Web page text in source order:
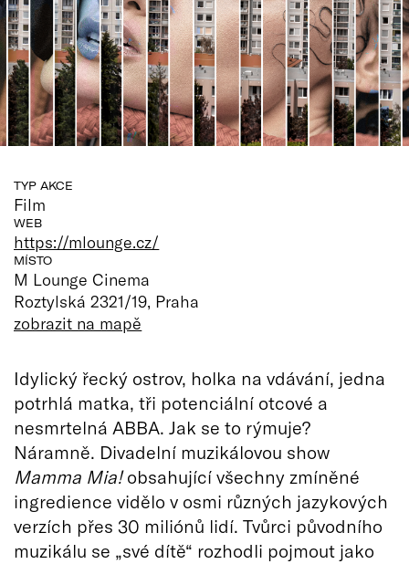
TYP AKCE
Film
WEB
https://mlounge.cz/
MÍSTO
M Lounge Cinema
Roztylská 2321/19, Praha
zobrazit na mapě
Idylický řecký ostrov, holka na vdávání, jedna
potrhlá matka, tři potenciální otcové a
nesmrtelná ABBA. Jak se to rýmuje?
Náramně. Divadelní muzikálovou show
Mamma Mia!obsahující všechny zmíněné
ingredience vidělo v osmi různých jazykových
verzích přes 30 miliónů lidí. Tvůrci původního
muzikálu se „své dítě“ rozhodli pojmout jako